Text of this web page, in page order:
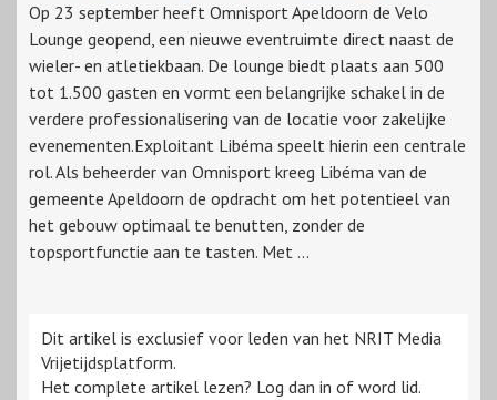
Op 23 september heeft Omnisport Apeldoorn de Velo
Lounge geopend, een nieuwe eventruimte direct naast de
wieler- en atletiekbaan. De lounge biedt plaats aan 500
tot 1.500 gasten en vormt een belangrijke schakel in de
verdere professionalisering van de locatie voor zakelijke
evenementen.Exploitant Libéma speelt hierin een centrale
rol. Als beheerder van Omnisport kreeg Libéma van de
gemeente Apeldoorn de opdracht om het potentieel van
het gebouw optimaal te benutten, zonder de
topsportfunctie aan te tasten. Met ...
Dit artikel is exclusief voor leden van het NRIT Media
Vrijetijdsplatform.
Het complete artikel lezen? Log dan in of word lid.